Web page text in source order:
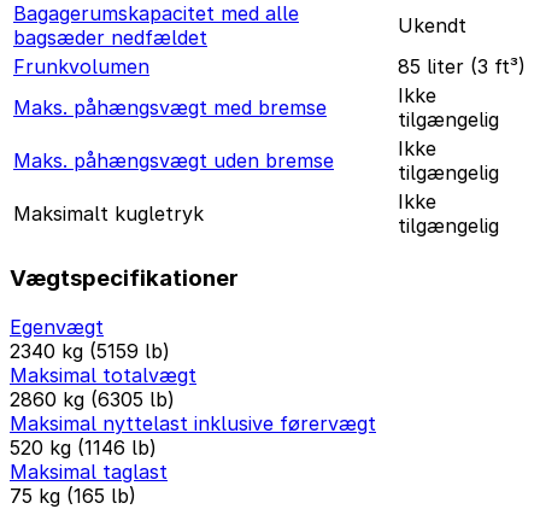
Bagagerumskapacitet med alle
bagsæder nedfældet
Ukendt
Frunkvolumen
85 liter (3 ft³)
Maks. påhængsvægt med bremse
Ikke
tilgængelig
Maks. påhængsvægt uden bremse
Ikke
tilgængelig
Maksimalt kugletryk
Ikke
tilgængelig
Vægtspecifikationer
Egenvægt
2340 kg (5159 lb)
Maksimal totalvægt
2860 kg (6305 lb)
Maksimal nyttelast inklusive førervægt
520 kg (1146 lb)
Maksimal taglast
75 kg (165 lb)